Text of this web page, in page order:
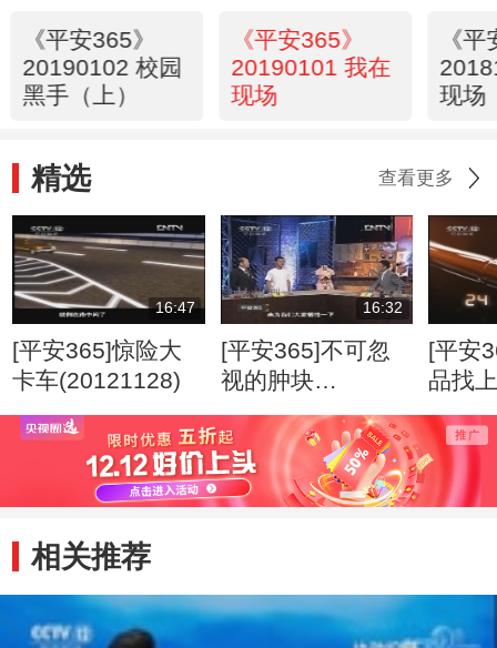
《平安365》
20190102 校园
黑手（上）
《平安365》
20190101 我在
现场
《
现场
精选 查看更多
16:47
[平安365]惊险大
卡车(20121128)
16:32
[平安365]不可忽
视的肿块
(20120807)
[平安
品找
相关推荐